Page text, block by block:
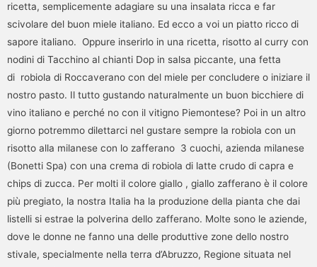
ricetta, semplicemente adagiare su una insalata ricca e far
scivolare del buon miele italiano. Ed ecco a voi un piatto ricco di
sapore italiano. Oppure inserirlo in una ricetta, risotto al curry con
nodini di Tacchino al chianti Dop in salsa piccante, una fetta
di robiola di Roccaverano con del miele per concludere o iniziare il
nostro pasto. Il tutto gustando naturalmente un buon bicchiere di
vino italiano e perché no con il vitigno Piemontese? Poi in un altro
giorno potremmo dilettarci nel gustare sempre la robiola con un
risotto alla milanese con lo zafferano 3 cuochi, azienda milanese
(Bonetti Spa) con una crema di robiola di latte crudo di capra e
chips di zucca. Per molti il colore giallo , giallo zafferano è il colore
più pregiato, la nostra Italia ha la produzione della pianta che dai
listelli si estrae la polverina dello zafferano. Molte sono le aziende,
dove le donne ne fanno una delle produttive zone dello nostro
stivale, specialmente nella terra d’Abruzzo, Regione situata nel